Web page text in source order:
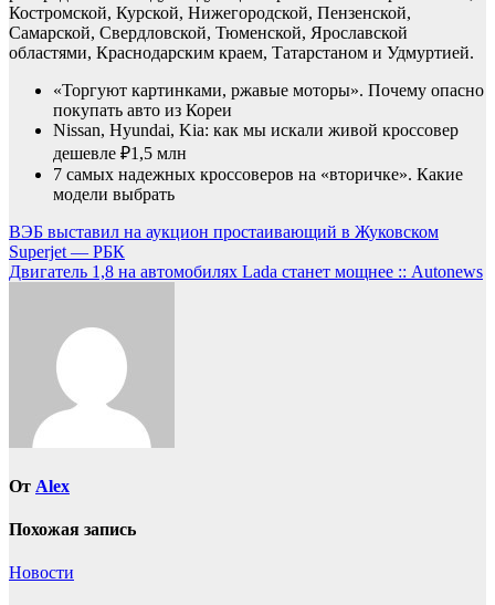
Костромской, Курской, Нижегородской, Пензенской,
Самарской, Свердловской, Тюменской, Ярославской
областями, Краснодарским краем, Татарстаном и Удмуртией.
«Торгуют картинками, ржавые моторы». Почему опасно
покупать авто из Кореи
Nissan, Hyundai, Kia: как мы искали живой кроссовер
дешевле ₽1,5 млн
7 самых надежных кроссоверов на «вторичке». Какие
модели выбрать
Навигация
по
ВЭБ выставил на аукцион простаивающий в Жуковском
Superjet — РБК
Двигатель 1,8 на автомобилях Lada станет мощнее :: Autonews
От Alex
Похожая запись
Новости